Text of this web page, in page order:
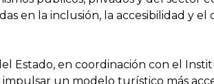
en la inclusión, la accesibilidad y
Estado, en coordinación con el
un modelo turístico más